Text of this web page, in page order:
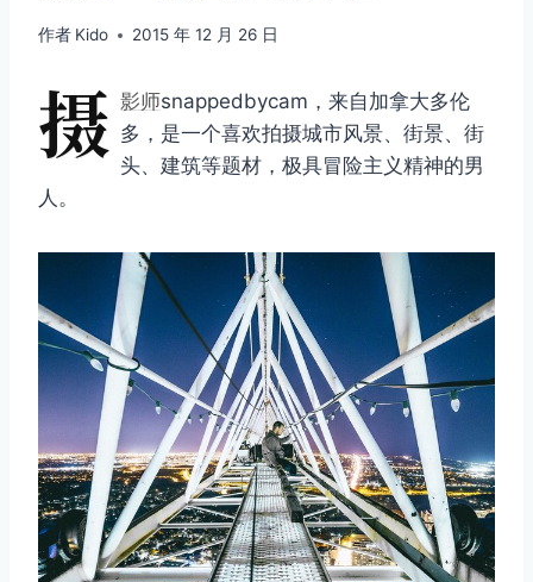
作者 Kido 2015 年 12 月 26 日
摄 影师snappedbycam，来自加拿大多伦
多，是一个喜欢拍摄城市风景、街景、街
头、建筑等题材，极具冒险主义精神的男
人。